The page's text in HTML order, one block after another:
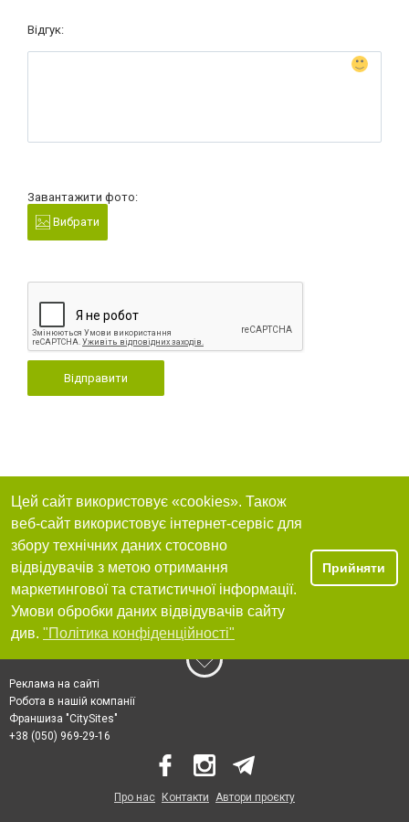
Відгук:
Завантажити фото:
Вибрати
Відправити
Цей сайт використовує «cookies». Також
веб-сайт використовує інтернет-сервіс для
збору технічних даних стосовно
відвідувачів з метою отримання
маркетингової та статистичної інформації.
Умови обробки даних відвідувачів сайту
див. "Політика конфіденційності"
Прийняти
Реклама на сайті
Робота в нашій компанії
Франшиза "CitySites"
+38 (050) 969-29-16
Про нас Контакти Автори проєкту